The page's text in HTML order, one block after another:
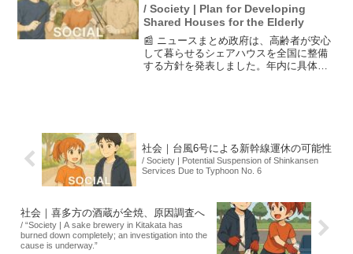
/ Society | Plan for Developing
Shared Houses for the Elderly
📰 ニュースまとめ政府は、高齢者が安心
して暮らせるシェアハウスを全国に整備
する方針を発表しました。年内に具体的
社会｜台風6号による新幹線運休の可能性
/ Society | Potential Suspension of Shinkansen
Services Due to Typhoon No. 6
社会｜喜多方の酒蔵が全焼、原因調査へ
/ “Society | A sake brewery in Kitakata has
burned down completely; an investigation into the
cause is underway.”